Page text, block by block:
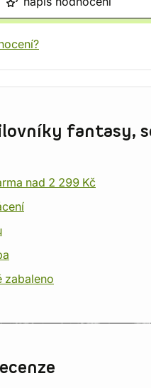
fantasy,
nad 2 299 Kč
zabaleno